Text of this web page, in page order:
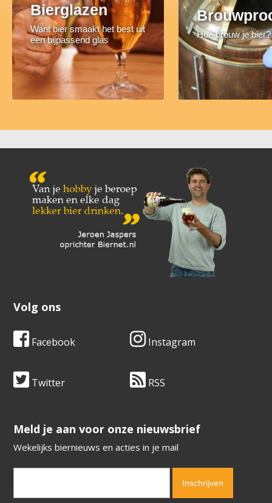
Bierglazen
Want bier smaakt het best uit
een bijpassend glas
Hoe brouw je bier?
Volg ons
Facebook Instagram
Twitter RSS
​​​​​​​Meld je aan voor onze nieuwsbrief
Wekelijks biernieuws en acties in je mail